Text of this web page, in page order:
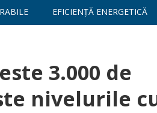
EFICIENȚĂ ENERGETICĂ
3.000 de
nivelurile